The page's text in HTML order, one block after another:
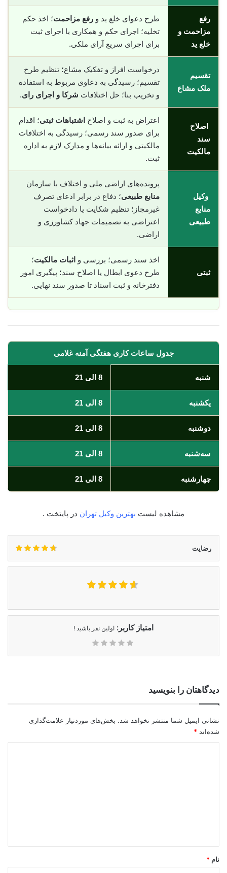
رفع
مزاحمت و
خلع ید
طرح دعوای خلع ید و رفع مزاحمت؛ اخذ حکم
تخلیه؛ اجرای حکم و همکاری با اجرای ثبت
برای اجرای سریع آرای ملکی.
تقسیم
ملک مشاع
درخواست افراز و تفکیک مشاع؛ تنظیم طرح
تقسیم؛ رسیدگی به دعاوی مربوط به استفاده
و تخریب بنا؛ حل اختلافات شرکا و اجرای رای.
اصلاح
سند
مالکیت
اعتراض به ثبت و اصلاح اشتباهات ثبتی؛ اقدام
برای صدور سند رسمی؛ رسیدگی به اختلافات
مالکیتی و ارائه بیانه‌ها و مدارک لازم به اداره
ثبت.
وکیل
منابع
طبیعی
پرونده‌های اراضی ملی و اختلاف با سازمان
منابع طبیعی؛ دفاع در برابر ادعای تصرف
غیرمجاز؛ تنظیم شکایت یا دادخواست
اعتراضی به تصمیمات جهاد کشاورزی و
اراضی.
ثبتی
اخذ سند رسمی؛ بررسی و اثبات مالکیت؛
طرح دعوی ابطال یا اصلاح سند؛ پیگیری امور
دفترخانه و ثبت اسناد تا صدور سند نهایی.
جدول ساعات کاری هفتگی آمنه غلامی
شنبه 8 الی 21
یکشنبه 8 الی 21
دوشنبه 8 الی 21
سه‌شنبه 8 الی 21
چهارشنبه 8 الی 21
مشاهده لیست بهترین وکیل تهران در پایتخت .
رضایت
امتیاز کاربر: اولین نفر باشید !
دیدگاهتان را بنویسید
نشانی ایمیل شما منتشر نخواهد شد. بخش‌های موردنیاز علامت‌گذاری
شده‌اند *
نام *